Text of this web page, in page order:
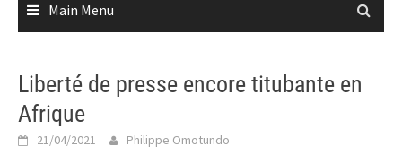
Main Menu
Liberté de presse encore titubante en
Afrique
21/04/2021 Philippe Omotundo